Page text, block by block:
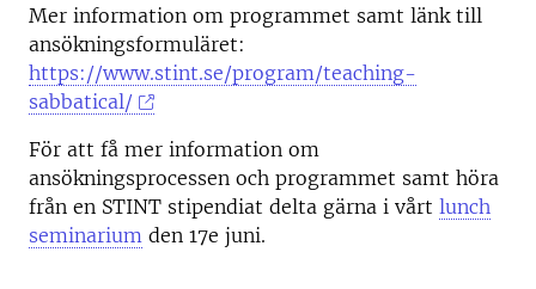
Mer information om programmet samt länk till
ansökningsformuläret:
https://www.stint.se/program/teaching-
sabbatical/
För att få mer information om
ansökningsprocessen och programmet samt höra
från en STINT stipendiat delta gärna i vårt lunch
seminarium den 17e juni.